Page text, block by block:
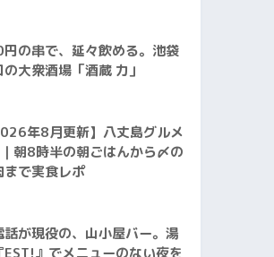
の串で、延々飲める。池袋
の大衆酒場「酒蔵 力」
年8月更新】八丈島グルメ
朝8時半の朝ごはんから〆の
まで実食レポ
話が現役の、山小屋バー。湯